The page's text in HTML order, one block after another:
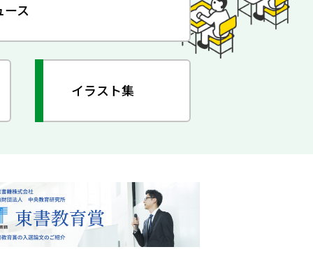
ース
イラスト集